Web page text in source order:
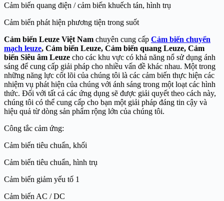
Cảm biến quang điện / cảm biến khuếch tán, hình trụ
Cảm biến phát hiện phương tiện trong suốt
Cảm biến Leuze Việt Nam chuyên cung cấp Cảm biến chuyển
mạch leuze, Cảm biến Leuze, Cảm biến quang Leuze, Cảm
biến Siêu âm Leuze cho các khu vực có khả năng nổ sử dụng ánh
sáng để cung cấp giải pháp cho nhiều vấn đề khác nhau. Một trong
những năng lực cốt lõi của chúng tôi là các cảm biến thực hiện các
nhiệm vụ phát hiện của chúng với ánh sáng trong một loạt các hình
thức. Đối với tất cả các ứng dụng sẽ được giải quyết theo cách này,
chúng tôi có thể cung cấp cho bạn một giải pháp đáng tin cậy và
hiệu quả từ dòng sản phẩm rộng lớn của chúng tôi.
Công tắc cảm ứng:
Cảm biến tiêu chuẩn, khối
Cảm biến tiêu chuẩn, hình trụ
Cảm biến giảm yếu tố 1
Cảm biến AC / DC